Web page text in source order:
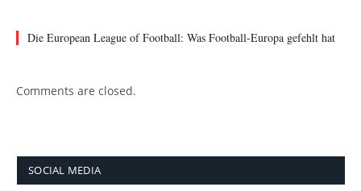
Die European League of Football: Was Football-Europa gefehlt hat
Comments are closed.
SOCIAL MEDIA